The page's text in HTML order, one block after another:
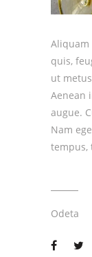
Aliquam
quis,
ut
Aenean
augue.
Nam
tempus,
Odeta